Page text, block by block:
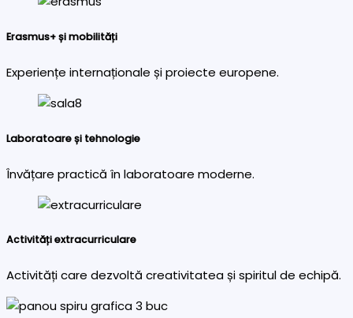
Erasmus+ și mobilități
Experiențe internaționale și proiecte europene.
Laboratoare și tehnologie
Învățare practică în laboratoare moderne.
Activități extracurriculare
Activități care dezvoltă creativitatea și spiritul de echipă.